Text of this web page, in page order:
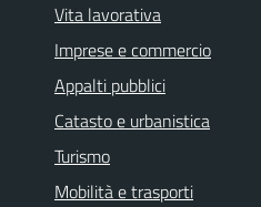
Vita lavorativa
Imprese e commercio
Appalti pubblici
Catasto e urbanistica
Turismo
Mobilità e trasporti